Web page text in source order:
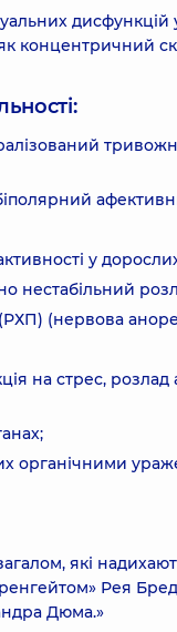
концентричний
у
нестабільний
(нервова
на стрес,
органічними
які
Рея
Дюма.»